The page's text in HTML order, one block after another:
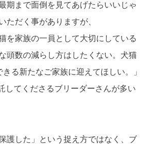
期まで面倒を見てあげたらいいじゃ
ただく事がありますが、
を家族の一員として大切にしている
頭数の減らし方はしたくない。犬猫
る新たなご家族に迎えてほしい。」
してくださるブリーダーさんが多い
護した」という捉え方ではなく、ブ